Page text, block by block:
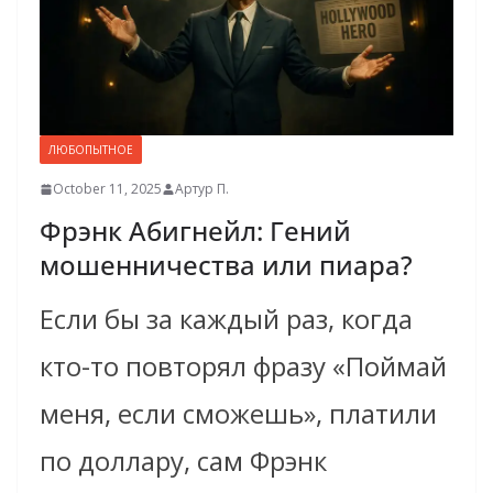
ЛЮБОПЫТНОЕ
October 11, 2025 Артур П.
Фрэнк Абигнейл: Гений
мошенничества или пиара?
Если бы за каждый раз, когда
кто-то повторял фразу «Поймай
меня, если сможешь», платили
по доллару, сам Фрэнк